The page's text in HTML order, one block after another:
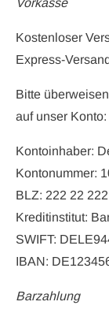
Vorkasse
Kostenloser
Express-
Bitte
auf unser Konto:
Kontoinhaber:
Kontonummer:
BLZ: 222 22 222
Kreditinstitut:
SWIFT:
IBAN:
Barzahlung